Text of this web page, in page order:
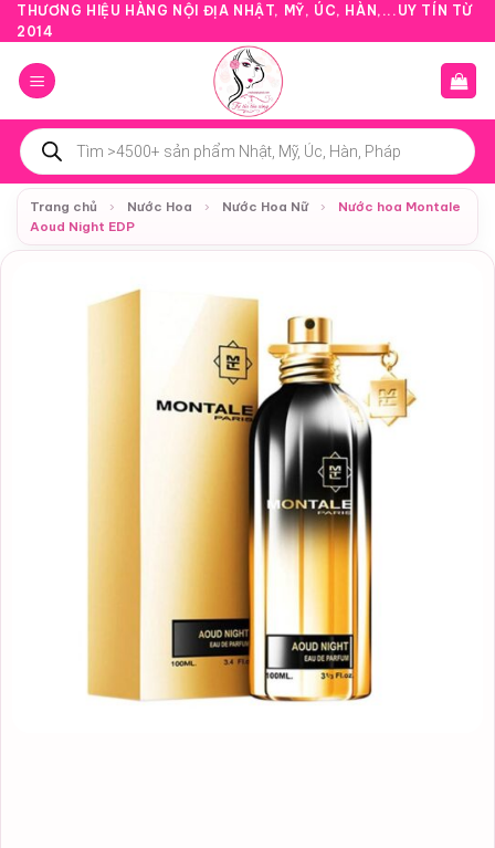
Bỏ
qua
nội
dung
THƯƠNG HIỆU HÀNG NỘI ĐỊA NHẬT, MỸ, ÚC, HÀN,...UY TÍN TỪ
2014
Tìm
kiếm
sản
phẩm
Trang chủ
› Nước Hoa › Nước Hoa Nữ ›
Nước hoa Montale
Aoud Night EDP